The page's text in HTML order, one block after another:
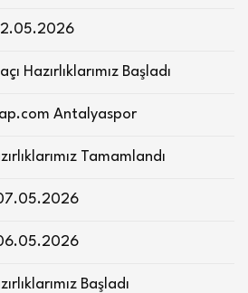
Hazırlıklarımız Başladı
Antalyaspor
Tamamlandı
Başladı